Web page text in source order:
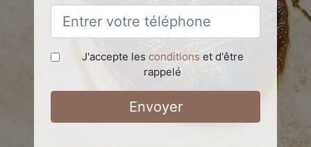
J'accepte les conditions et d'être
rappelé
Envoyer